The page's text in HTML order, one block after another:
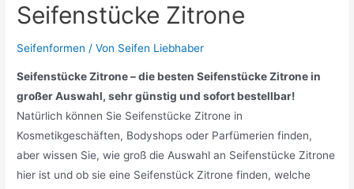
Seifenstücke Zitrone
Seifenformen / Von Seifen Liebhaber
Seifenstücke Zitrone – die besten Seifenstücke Zitrone in
großer Auswahl, sehr günstig und sofort bestellbar!
Natürlich können Sie Seifenstücke Zitrone in
Kosmetikgeschäften, Bodyshops oder Parfümerien finden,
aber wissen Sie, wie groß die Auswahl an Seifenstücke Zitrone
hier ist und ob sie eine Seifenstück Zitrone finden, welche